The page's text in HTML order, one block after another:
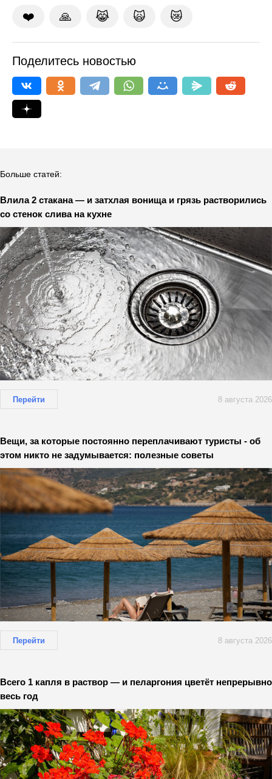
❤️ 🙏 😹 🙀 😿
Поделитесь новостью
Больше статей:
Влила 2 стакана — и затхлая вонища и грязь растворились
со стенок слива на кухне
Перейти 8 августа 2026
Вещи, за которые постоянно переплачивают туристы - об
этом никто не задумывается: полезные советы
Перейти 8 августа 2026
Всего 1 капля в раствор — и пеларгония цветёт непрерывно
весь год